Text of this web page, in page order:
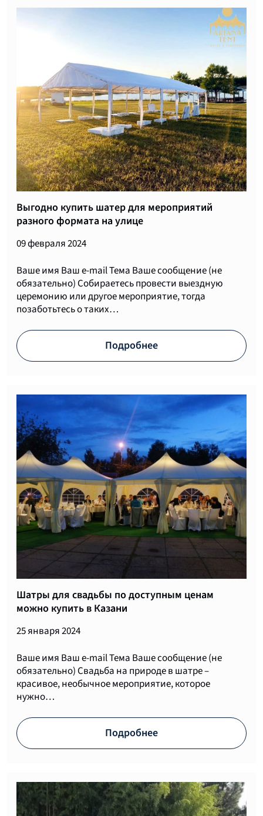
Выгодно купить шатер для мероприятий
разного формата на улице
09 февраля 2024
Ваше имя Ваш e-mail Тема Ваше сообщение (не
обязательно) Собираетесь провести выездную
церемонию или другое мероприятие, тогда
позаботьтесь о таких…
Подробнее
Шатры для свадьбы по доступным ценам
можно купить в Казани
25 января 2024
Ваше имя Ваш e-mail Тема Ваше сообщение (не
обязательно) Свадьба на природе в шатре –
красивое, необычное мероприятие, которое
нужно…
Подробнее